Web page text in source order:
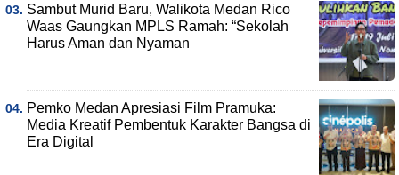
Sambut Murid Baru, Walikota Medan Rico
Waas Gaungkan MPLS Ramah: “Sekolah
Harus Aman dan Nyaman
Pemko Medan Apresiasi Film Pramuka:
Media Kreatif Pembentuk Karakter Bangsa di
Era Digital